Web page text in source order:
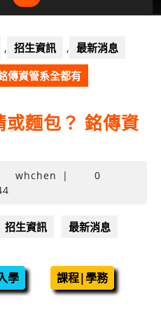
, 招生資訊 , 最新消息
傳資管系全都有
或麵包？ 銘傳資
whchen |
0
招生資訊 最新消息
學 課程|學務